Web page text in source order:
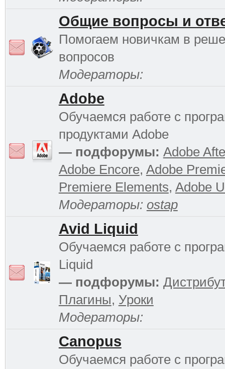
Общие вопросы и
Помогаем новичкам в
вопросов
Модераторы:
Adobe
Обучаемся работе с
продуктами Adobe
— подфорумы: Adobe
Adobe Encore, Adobe
Premiere Elements, Adobe
Модераторы: ostap
Avid Liquid
Обучаемся работе с
Liquid
— подфорумы:
Плагины, Уроки
Модераторы:
Canopus
Обучаемся работе с